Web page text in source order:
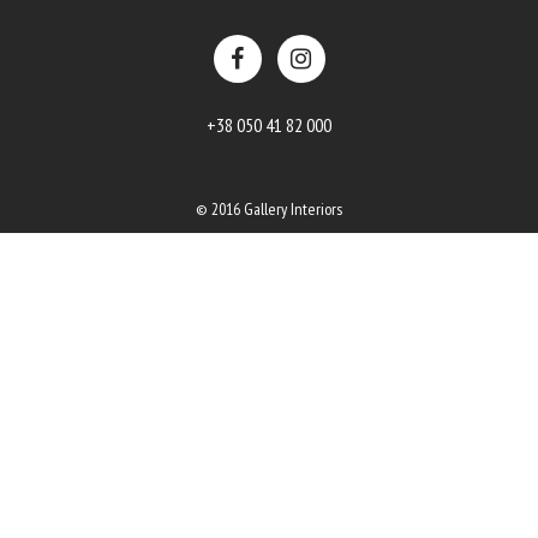
+38 050 41 82 000
© 2016 Gallery Interiors